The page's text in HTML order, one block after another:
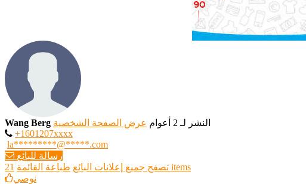
Wang Berg النشر لـ 2 أعوام
عرض الصفحة الشخصية
+1601207xxxx
la*********@*****.com
رسالة للبائع
تصفح جميع إعلانات البائع طباعة القائمة
21 items
نوصي